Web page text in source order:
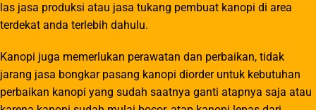
las jasa produksi atau jasa tukang pembuat kanopi di area
terdekat anda terlebih dahulu.
Kanopi juga memerlukan perawatan dan perbaikan, tidak
jarang jasa bongkar pasang kanopi diorder untuk kebutuhan
perbaikan kanopi yang sudah saatnya ganti atapnya saja atau